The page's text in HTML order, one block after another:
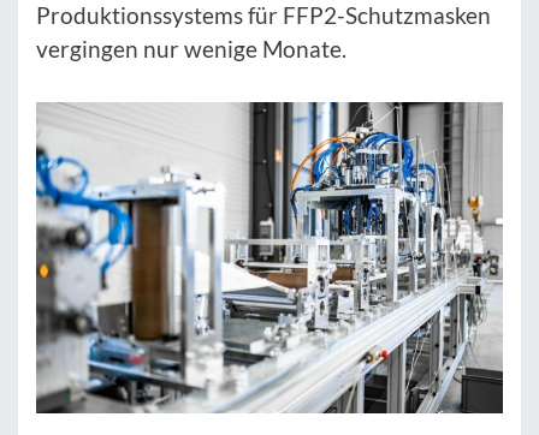
Produktionssystems für FFP2-Schutzmasken
vergingen nur wenige Monate.